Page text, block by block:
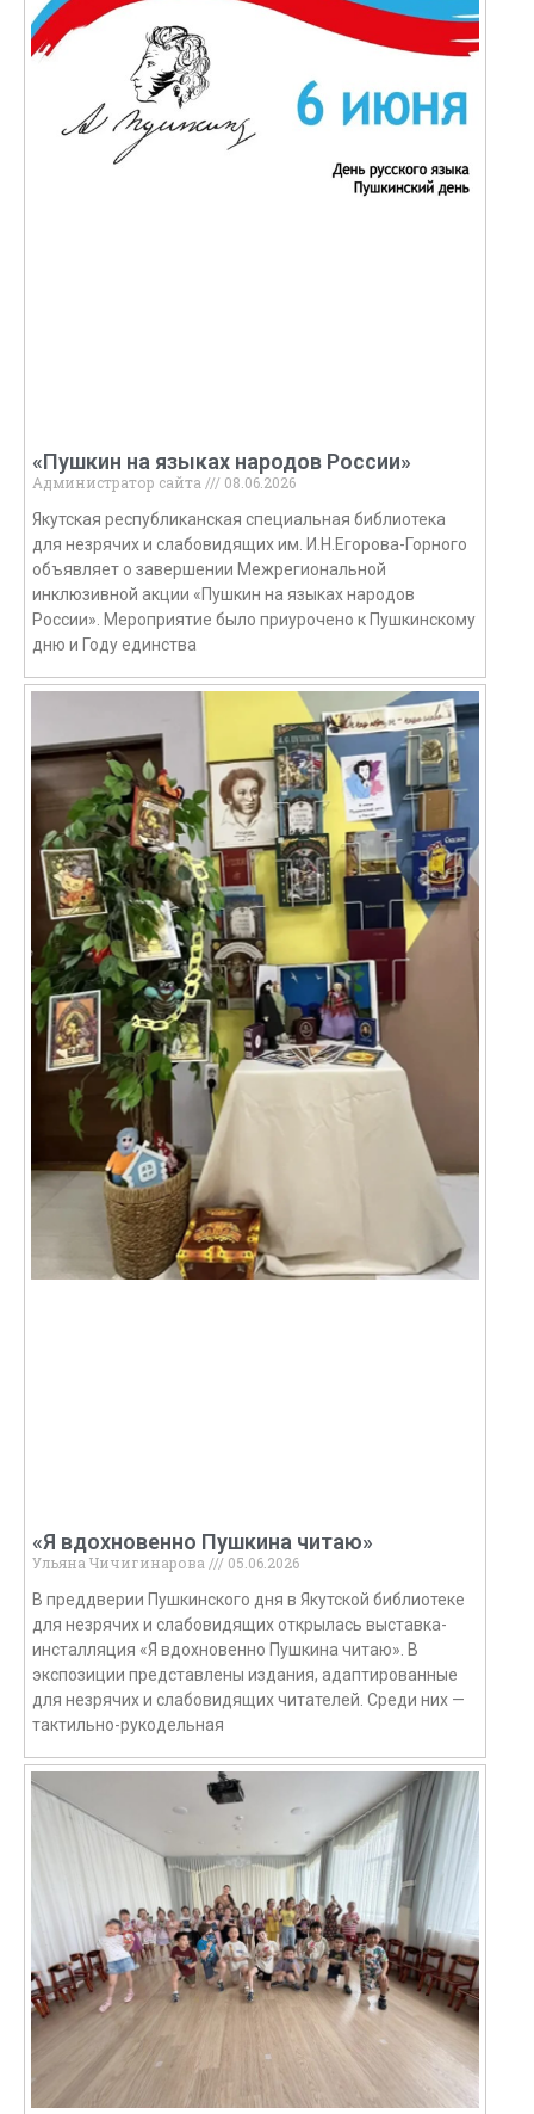
«Пушкин на языках народов России»
Администратор сайта
08.06.2026
Якутская республиканская специальная библиотека
для незрячих и слабовидящих им. И.Н.Егорова-Горного
объявляет о завершении Межрегиональной
инклюзивной акции «Пушкин на языках народов
России». Мероприятие было приурочено к Пушкинскому
дню и Году единства
«Я вдохновенно Пушкина читаю»
Ульяна Чичигинарова
05.06.2026
В преддверии Пушкинского дня в Якутской библиотеке
для незрячих и слабовидящих открылась выставка-
инсталляция «Я вдохновенно Пушкина читаю». В
экспозиции представлены издания, адаптированные
для незрячих и слабовидящих читателей. Среди них —
тактильно-рукодельная